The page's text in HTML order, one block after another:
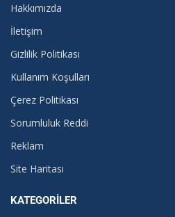
Hakkımızda
İletişim
Gizlilik Politikası
Kullanım Koşulları
Çerez Politikası
Sorumluluk Reddi
Reklam
Site Haritası
KATEGORILER